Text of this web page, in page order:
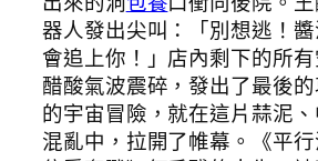
器人發出尖叫：「別想逃！
會追上你！」店內剩下的所
醋酸氣波震碎，發出了最後
的宇宙冒險，就在這片蒜泥
混亂中，拉開了帷幕。《平